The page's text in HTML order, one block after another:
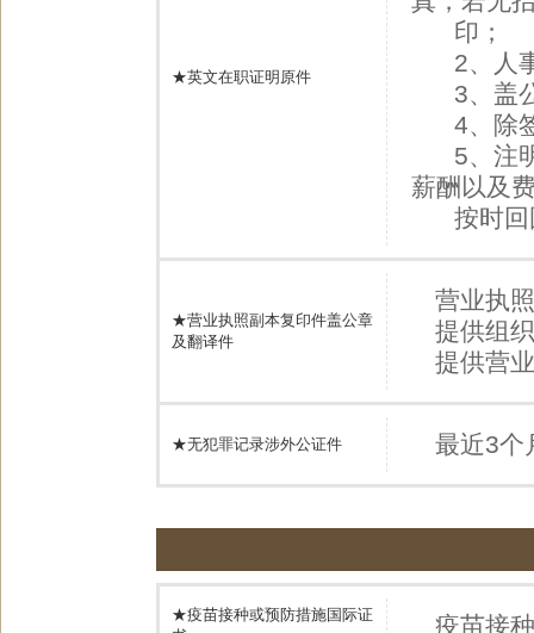
★英文在职证明原件
印；
2、人事
3、盖公
4、除签
5、注明
薪酬以及
按时回
★营业执照副本复印件盖公章
及翻译件
营业执
提供组
提供营
★无犯罪记录涉外公证件 最近3个
★疫苗接种或预防措施国际证
疫苗接